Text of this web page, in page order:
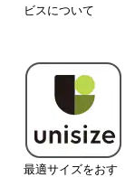
ビスについて
最適サイズをおす